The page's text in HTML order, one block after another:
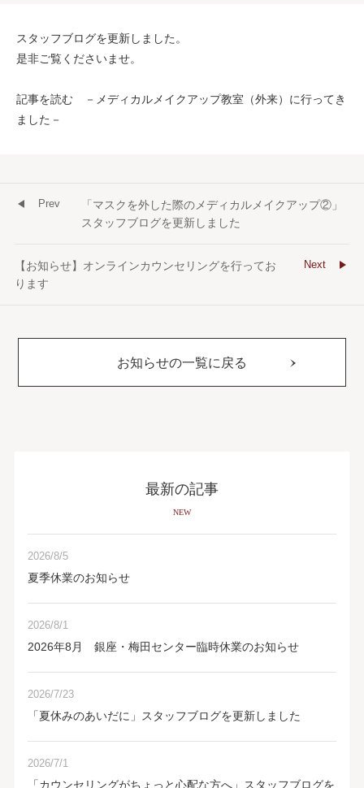
スタッフブログを更新しました。
是非ご覧くださいませ。
記事を読む －メディカルメイクアップ教室（外来）に行ってき
ました－
「マスクを外した際のメディカルメイクアップ②」
スタッフブログを更新しました
Prev
【お知らせ】オンラインカウンセリングを行ってお
ります
Next
お知らせの一覧に戻る
最新の記事
NEW
2026/8/5
夏季休業のお知らせ
2026/8/1
2026年8月 銀座・梅田センター臨時休業のお知らせ
2026/7/23
「夏休みのあいだに」スタッフブログを更新しました
2026/7/1
「カウンセリングがちょっと心配な方へ」スタッフブログを